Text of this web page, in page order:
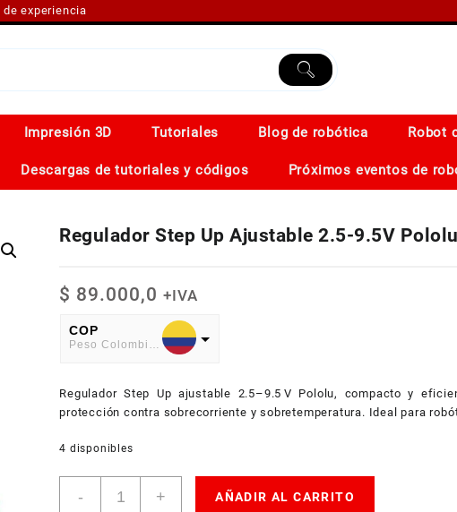
experiencia
Impresión 3D Tutoriales Blog de robótica Robot
Descargas de tutoriales y códigos Próximos eventos de
Regulador Step Up Ajustable 2.5-9.5V Pololu
$ 89.000,0 +IVA
COP
Peso Colombiano
American Dollar
Regulador Step Up ajustable 2.5–9.5 V Pololu, compacto y
protección contra sobrecorriente y sobretemperatura. Ideal para
4 disponibles
-
Step
+ AÑADIR AL CARRITO